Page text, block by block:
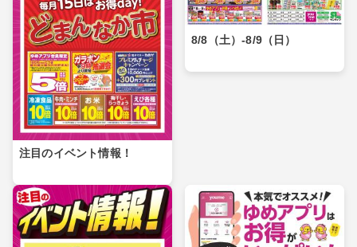
注目のイベント情報！
8/8（土）-8/9（日）